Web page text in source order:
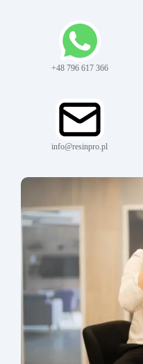
+48 796 617 366
info@resinpro.pl